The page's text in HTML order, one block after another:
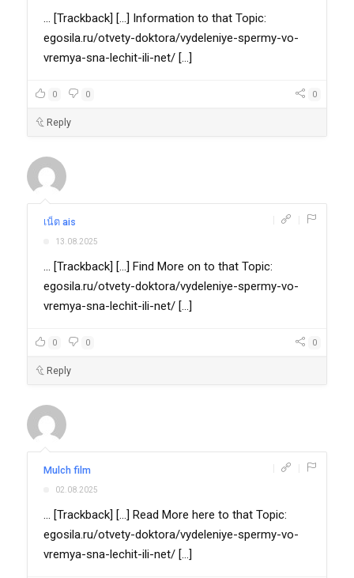
... [Trackback] [...] Information to that Topic:
egosila.ru/otvety-doktora/vydeleniye-spermy-vo-
vremya-sna-lechit-ili-net/ [...]
0 0 0
Reply
เน็ต ais
13.08.2025
... [Trackback] [...] Find More on to that Topic:
egosila.ru/otvety-doktora/vydeleniye-spermy-vo-
vremya-sna-lechit-ili-net/ [...]
0 0 0
Reply
Mulch film
02.08.2025
... [Trackback] [...] Read More here to that Topic:
egosila.ru/otvety-doktora/vydeleniye-spermy-vo-
vremya-sna-lechit-ili-net/ [...]